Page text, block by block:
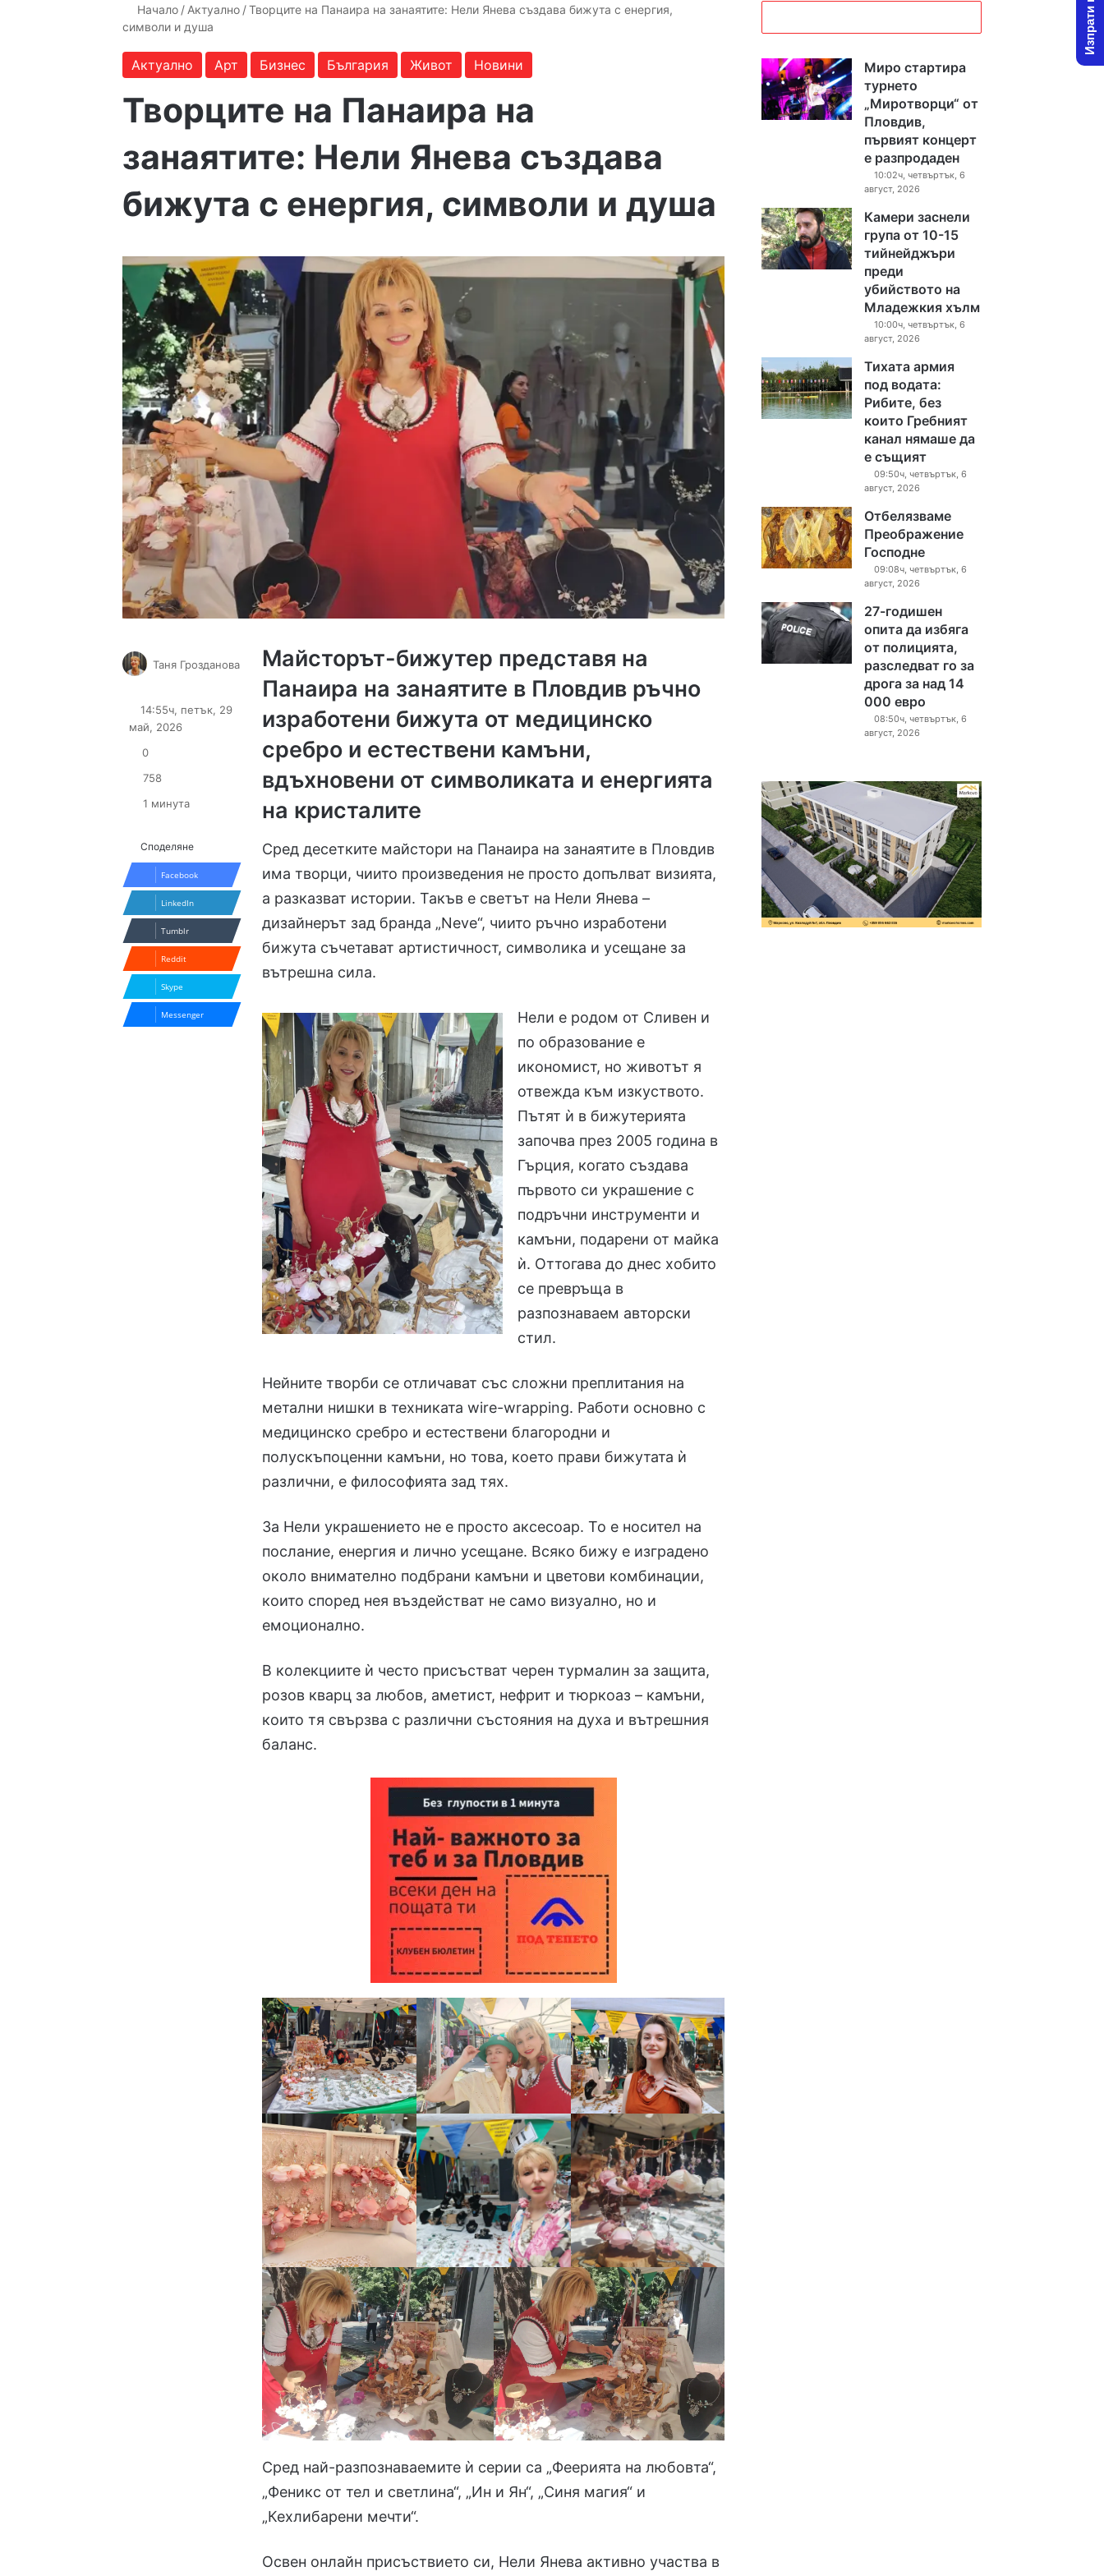
Начало / Актуално / Творците на Панаира на занаятите: Нели Янева създава бижута с енергия,
символи и душа
Актуално Арт Бизнес България Живот Новини
Творците на Панаира на
занаятите: Нели Янева създава
бижута с енергия, символи и душа
Майсторът-бижутер представя на
Панаира на занаятите в Пловдив ръчно
изработени бижута от медицинско
сребро и естествени камъни,
вдъхновени от символиката и енергията
на кристалите
Сред десетките майстори на Панаира на занаятите в Пловдив
има творци, чиито произведения не просто допълват визията,
а разказват истории. Такъв е светът на Нели Янева –
дизайнерът зад бранда „Neve“, чиито ръчно изработени
бижута съчетават артистичност, символика и усещане за
вътрешна сила.
Нели е родом от Сливен и
по образование е
икономист, но животът я
отвежда към изкуството.
Пътят ѝ в бижутерията
започва през 2005 година в
Гърция, когато създава
първото си украшение с
подръчни инструменти и
камъни, подарени от майка
ѝ. Оттогава до днес хобито
се превръща в
разпознаваем авторски
стил.
Нейните творби се отличават със сложни преплитания на
метални нишки в техниката wire-wrapping. Работи основно с
медицинско сребро и естествени благородни и
полускъпоценни камъни, но това, което прави бижутата ѝ
различни, е философията зад тях.
За Нели украшението не е просто аксесоар. То е носител на
послание, енергия и лично усещане. Всяко бижу е изградено
около внимателно подбрани камъни и цветови комбинации,
които според нея въздействат не само визуално, но и
емоционално.
В колекциите ѝ често присъстват черен турмалин за защита,
розов кварц за любов, аметист, нефрит и тюркоаз – камъни,
които тя свързва с различни състояния на духа и вътрешния
баланс.
Сред най-разпознаваемите ѝ серии са „Феерията на любовта“,
„Феникс от тел и светлина“, „Ин и Ян“, „Синя магия“ и
„Кехлибарени мечти“.
Освен онлайн присъствието си, Нели Янева активно участва в
Таня Грозданова
email
14:55ч, петък, 29
май, 2026
0
758
1 минута
Споделяне
Facebook
LinkedIn
Tumblr
Reddit
Skype
Messenger
Миро стартира
турнето
„Миротворци“ от
Пловдив,
първият концерт
е разпродаден
10:02ч, четвъртък, 6
август, 2026
Камери заснели
група от 10-15
тийнейджъри
преди
убийството на
Младежкия хълм
10:00ч, четвъртък, 6
август, 2026
Тихата армия
под водата:
Рибите, без
които Гребният
канал нямаше да
е същият
09:50ч, четвъртък, 6
август, 2026
Отбелязваме
Преображение
Господне
09:08ч, четвъртък, 6
август, 2026
27-годишен
опита да избяга
от полицията,
разследват го за
дрога за над 14
000 евро
08:50ч, четвъртък, 6
август, 2026